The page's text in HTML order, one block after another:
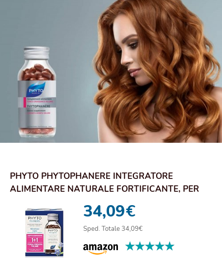
PHYTO PHYTOPHANERE INTEGRATORE
ALIMENTARE NATURALE FORTIFICANTE, PER
34,09€
Sped. Totale 34,09€
★★★★★
★★★★★